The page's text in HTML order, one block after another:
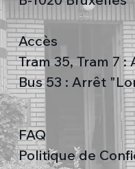
Accès
Tram 35, Tram 7
Bus 53 : Arrêt
FAQ
Politique de